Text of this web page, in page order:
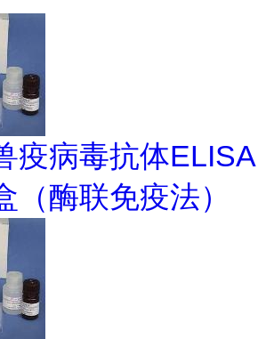
疫病毒抗体ELISA
（酶联免疫法）